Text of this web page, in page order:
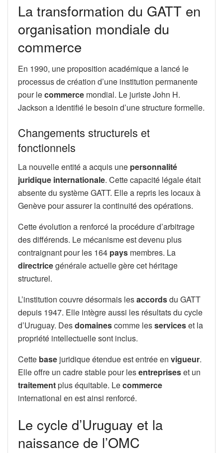
La transformation du GATT en
organisation mondiale du
commerce
En 1990, une proposition académique a lancé le
processus de création d’une institution permanente
pour lecommerce mondial. Le juriste John H.
Jackson a identifié le besoin d’une structure formelle.
Changements structurels et
fonctionnels
La nouvelle entité a acquis une personnalité
juridique internationale. Cette capacité légale était
absente du système GATT. Elle a repris les locaux à
Genève pour assurer la continuité des opérations.
Cette évolution a renforcé la procédure d’arbitrage
des différends. Le mécanisme est devenu plus
contraignant pour les 164 pays membres. La
directricegénérale actuelle gère cet héritage
structurel.
L’institution couvre désormais lesaccordsdu GATT
depuis 1947. Elle intègre aussi les résultats du cycle
d’Uruguay. Desdomainescomme lesserviceset la
propriété intellectuelle sont inclus.
Cette base juridique étendue est entrée en vigueur.
Elle offre un cadre stable pour lesentrepriseset un
traitementplus équitable. Lecommerce
international en est ainsi renforcé.
Le cycle d’Uruguay et la
naissance de l’OMC